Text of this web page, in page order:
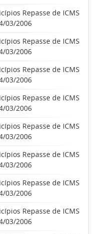
Repasse de ICMS
03/2006
Repasse de ICMS
03/2006
Repasse de ICMS
03/2006
Repasse de ICMS
03/2006
Repasse de ICMS
03/2006
Repasse de ICMS
03/2006
Repasse de ICMS
03/2006
Repasse de ICMS
03/2006